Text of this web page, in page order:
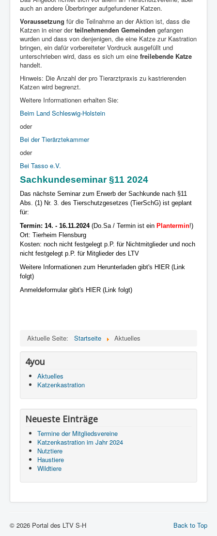
auch an andere Überbringer aufgefundener Katzen.
Voraussetzung für die Teilnahme an der Aktion ist, dass die
Katzen in einer derteilnehmenden Gemeinden gefangen
wurden und dass von denjenigen, die eine Katze zur Kastration
bringen, ein dafür vorbereiteter Vordruck ausgefüllt und
unterschrieben wird, dass es sich um eine freilebende Katze
handelt.
Hinweis: Die Anzahl der pro Tierarztpraxis zu kastrierenden
Katzen wird begrenzt.
Weitere Informationen erhalten Sie:
Beim Land Schleswig-Holstein
oder
Bei der Tierärztekammer
oder
Bei Tasso e.V.
Sachkundeseminar §11 2024
Das nächste Seminar zum Erwerb der Sachkunde nach §11
Abs. (1) Nr. 3. des Tierschutzgesetzes (TierSchG) ist geplant
für:
Termin: 14. - 16.11.2024(Do.Sa / Termin ist ein Plantermin!)
Ort: Tierheim Flensburg
Kosten: noch nicht festgelegt p.P. für Nichtmitglieder und noch
nicht festgelegt p.P. für Mitglieder des LTV
Weitere Informationen zum Herunterladen gibt's HIER (Link
folgt)
Anmeldeformular gibt's HIER (Link folgt)
Aktuelle Seite: Startseite Aktuelles
4you
Aktuelles
Katzenkastration
Neueste Einträge
Termine der Mitgliedsvereine
Katzenkastration im Jahr 2024
Nutztiere
Haustiere
Wildtiere
Back to Top
© 2026 Portal des LTV S-H